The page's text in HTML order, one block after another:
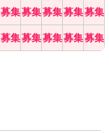
募集募集募集募集募集
募集募集募集募集募集